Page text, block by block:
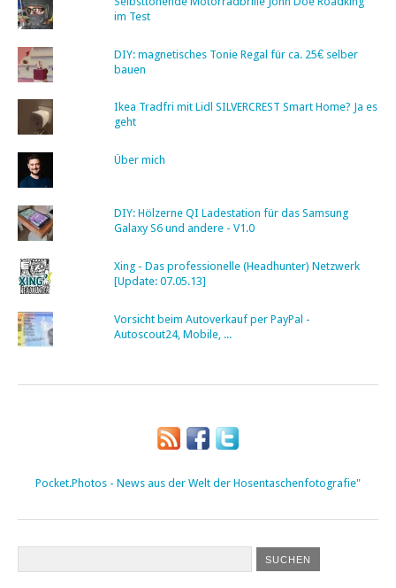
im Test
DIY: magnetisches Tonie Regal für ca. 25€ selber
bauen
Ikea Tradfri mit Lidl SILVERCREST Smart Home? Ja es
geht
Über mich
DIY: Hölzerne QI Ladestation für das Samsung
Galaxy S6 und andere - V1.0
Xing - Das professionelle (Headhunter) Netzwerk
[Update: 07.05.13]
Vorsicht beim Autoverkauf per PayPal -
Autoscout24, Mobile, ...
Pocket.Photos - News aus der Welt der Hosentaschenfotografie"